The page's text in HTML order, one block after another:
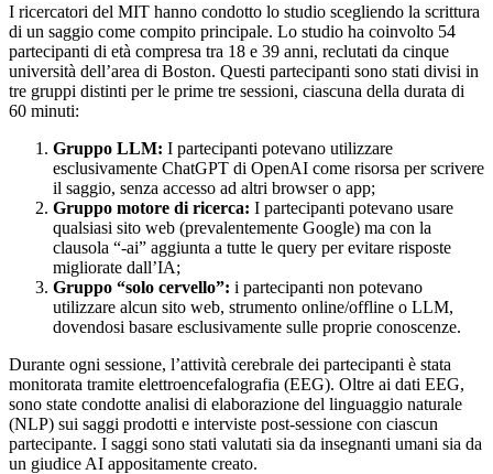
I ricercatori del MIT hanno condotto lo studio scegliendo la scrittura
di un saggio come compito principale. Lo studio ha coinvolto 54
partecipanti di età compresa tra 18 e 39 anni, reclutati da cinque
università dell’area di Boston. Questi partecipanti sono stati divisi in
tre gruppi distinti per le prime tre sessioni, ciascuna della durata di
60 minuti:
Gruppo LLM: I partecipanti potevano utilizzare
esclusivamente ChatGPT di OpenAI come risorsa per scrivere
il saggio, senza accesso ad altri browser o app;
Gruppo motore di ricerca: I partecipanti potevano usare
qualsiasi sito web (prevalentemente Google) ma con la
clausola “-ai” aggiunta a tutte le query per evitare risposte
migliorate dall’IA;
Gruppo “solo cervello”: i partecipanti non potevano
utilizzare alcun sito web, strumento online/offline o LLM,
dovendosi basare esclusivamente sulle proprie conoscenze.
Durante ogni sessione, l’attività cerebrale dei partecipanti è stata
monitorata tramite elettroencefalografia (EEG). Oltre ai dati EEG,
sono state condotte analisi di elaborazione del linguaggio naturale
(NLP) sui saggi prodotti e interviste post-sessione con ciascun
partecipante. I saggi sono stati valutati sia da insegnanti umani sia da
un giudice AI appositamente creato.